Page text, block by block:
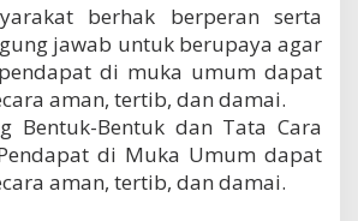
berhak berperan serta
jawab untuk berupaya agar
di muka umum dapat
aman, tertib, dan damai.
Bentuk-Bentuk dan Tata Cara
di Muka Umum dapat
aman, tertib, dan damai.